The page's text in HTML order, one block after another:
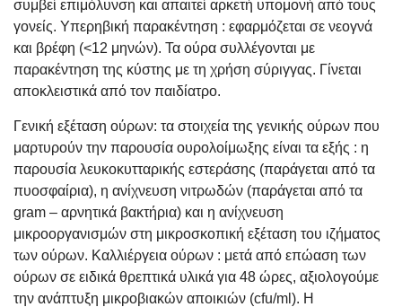
συμβεί επιμόλυνση και απαιτεί αρκετή υπομονή από τους
γονείς. Υπερηβική παρακέντηση : εφαρμόζεται σε νεογνά
και βρέφη (<12 μηνών). Τα ούρα συλλέγονται με
παρακέντηση της κύστης με τη χρήση σύριγγας. Γίνεται
αποκλειστικά από τον παιδίατρο.
Γενική εξέταση ούρων: τα στοιχεία της γενικής ούρων που
μαρτυρούν την παρουσία ουρολοίμωξης είναι τα εξής : η
παρουσία λευκοκυτταρικής εστεράσης (παράγεται από τα
πυοσφαίρια), η ανίχνευση νιτρωδών (παράγεται από τα
gram – αρνητικά βακτήρια) και η ανίχνευση
μικροοργανισμών στη μικροσκοπική εξέταση του ιζήματος
των ούρων. Καλλιέργεια ούρων : μετά από επώαση των
ούρων σε ειδικά θρεπτικά υλικά για 48 ώρες, αξιολογούμε
την ανάπτυξη μικροβιακών αποικιών (cfu/ml). Η